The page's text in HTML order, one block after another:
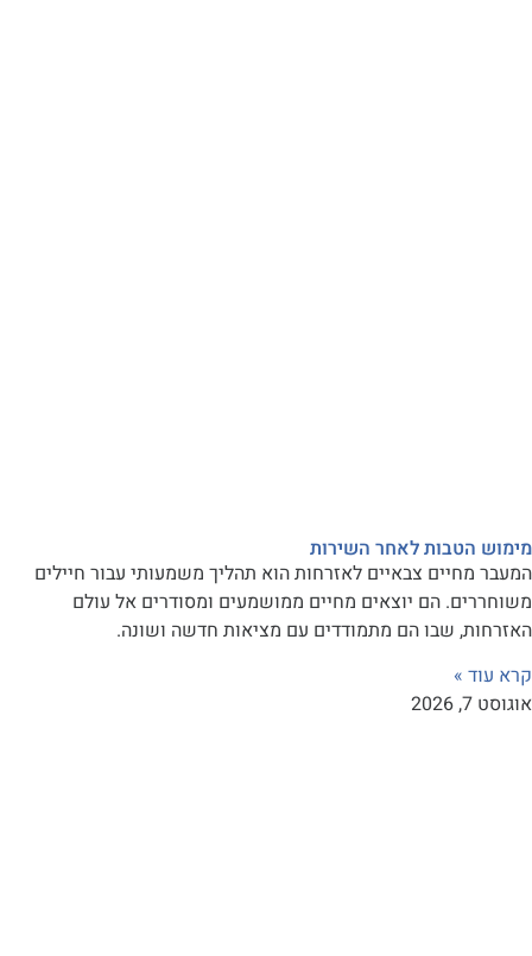
לאחר השירות
צבאיים לאזרחות הוא תהליך משמעותי עבור חיילים
הם יוצאים מחיים ממושמעים ומסודרים אל עולם
שבו הם מתמודדים עם מציאות חדשה ושונה.
»